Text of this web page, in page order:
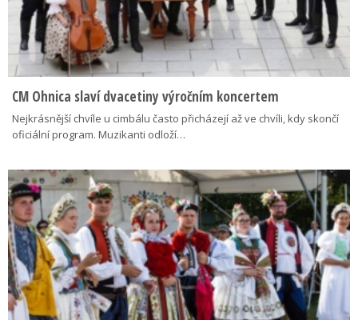
CM Ohnica slaví dvacetiny výročním koncertem
Nejkrásnější chvíle u cimbálu často přicházejí až ve chvíli, kdy skončí
oficiální program. Muzikanti odloží…